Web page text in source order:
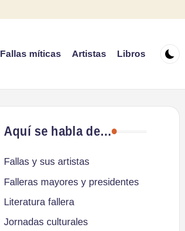
Fallas míticas Artistas Libros
Aquí se habla de…
Fallas y sus artistas
Falleras mayores y presidentes
Literatura fallera
Jornadas culturales